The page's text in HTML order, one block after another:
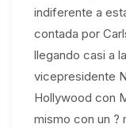
indiferente a
contada por
llegando casi a
vicepresidente
Hollywood con
mismo con un ?